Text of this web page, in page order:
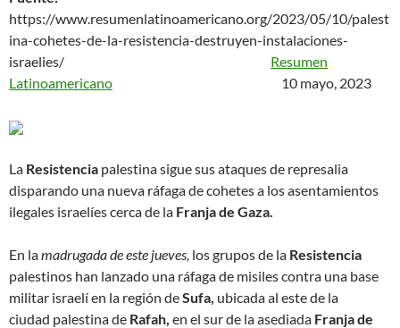
https://www.resumenlatinoamericano.org/2023/05/10/palest
ina-cohetes-de-la-resistencia-destruyen-instalaciones-
israelies/ Resumen
Latinoamericano 10 mayo, 2023
La Resistencia palestina sigue sus ataques de represalia
disparando una nueva ráfaga de cohetes a los asentamientos
ilegales israelíes cerca de la Franja de Gaza.
En lamadrugada de este jueves, los grupos de la Resistencia
palestinos han lanzado una ráfaga de misiles contra una base
militar israelí en la región deSufa, ubicada al este de la
ciudad palestina de Rafah, en el sur de la asediada Franja de